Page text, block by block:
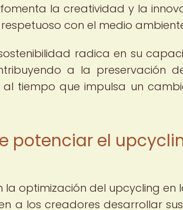
la creatividad y la
con el medio
radica en su
a la preservación
tiempo que impulsa un
potenciar el
la optimización del upcycling
a los creadores desarrollar